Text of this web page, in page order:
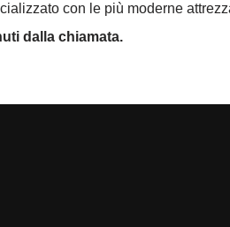
con le più moderne
dalla chiamata.